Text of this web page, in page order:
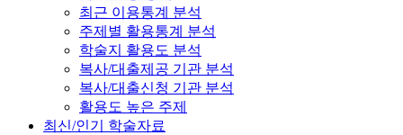
최근 이용통계 분석
주제별 활용통계 분석
학술지 활용도 분석
복사/대출제공 기관 분석
복사/대출신청 기관 분석
활용도 높은 주제
최신/인기 학술자료